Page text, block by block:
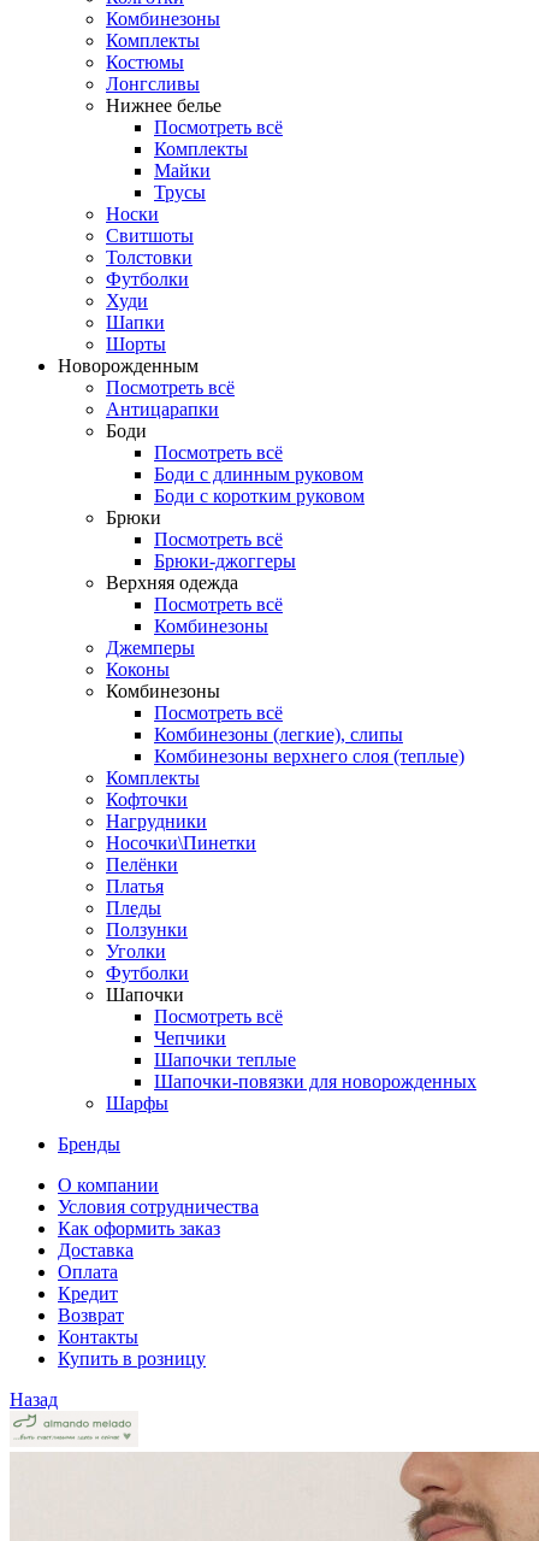
Комбинезоны
Комплекты
Костюмы
Лонгсливы
Нижнее белье
Посмотреть всё
Комплекты
Майки
Трусы
Носки
Свитшоты
Толстовки
Футболки
Худи
Шапки
Шорты
Новорожденным
Посмотреть всё
Антицарапки
Боди
Посмотреть всё
Боди с длинным руковом
Боди с коротким руковом
Брюки
Посмотреть всё
Брюки-джоггеры
Верхняя одежда
Посмотреть всё
Комбинезоны
Джемперы
Коконы
Комбинезоны
Посмотреть всё
Комбинезоны (легкие), слипы
Комбинезоны верхнего слоя (теплые)
Комплекты
Кофточки
Нагрудники
Носочки\Пинетки
Пелёнки
Платья
Пледы
Ползунки
Уголки
Футболки
Шапочки
Посмотреть всё
Чепчики
Шапочки теплые
Шапочки-повязки для новорожденных
Шарфы
Бренды
О компании
Условия сотрудничества
Как оформить заказ
Доставка
Оплата
Кредит
Возврат
Контакты
Купить в розницу
Назад